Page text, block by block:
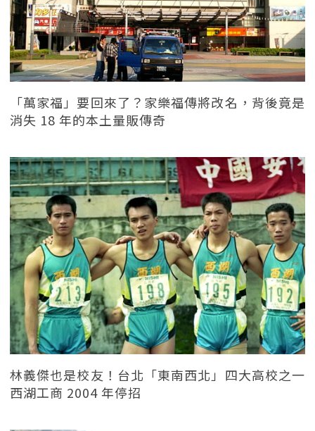
「萬家福」要回來了？家樂福傳將改名，背後竟是
消失 18 年的本土量販傳奇
林義傑也是校友！台北「東南西北」四大高校之一
西湖工商 2004 年停招